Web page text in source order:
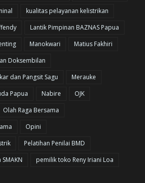
kualitas pelayanan kelistrikan
Lantik Pimpinan BAZNAS Papua
Manokwari
Matius Fakhiri
Doksembilan
dan Pangsit Sagu
Merauke
Papua
Nabire
OJK
Olah Raga Bersama
Opini
Pelatihan Penilai BMD
pemilik toko Reny Iriani Loa